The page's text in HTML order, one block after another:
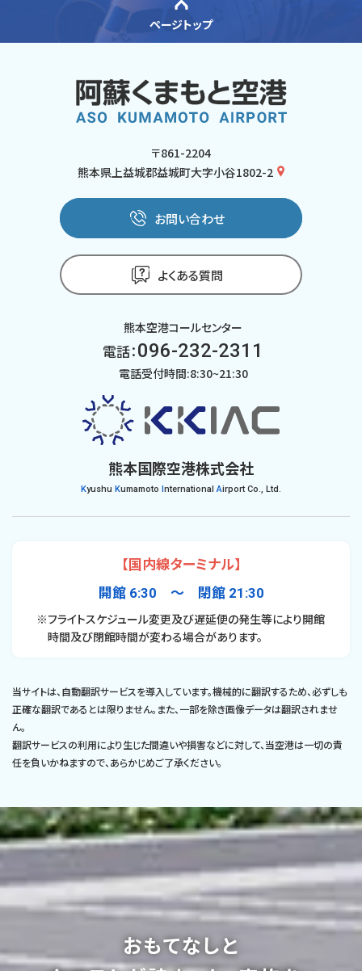
ページトップ
〒861-2204
熊本県上益城郡益城町大字小谷1802-2
お問い合わせ
よくある質問
熊本空港コールセンター
電話：096-232-2311
電話受付時間:8:30~21:30
熊本国際空港株式会社
Kyushu Kumamoto nternationalAirport Co., Ltd.
【国内線ターミナル】
開館 6:30 〜 閉館 21:30
※フライトスケジュール変更及び遅延便の発生等により開館
時間及び閉館時間が変わる場合があります。
当サイトは、自動翻訳サービスを導入しています。機械的に翻訳するため、必ずしも
正確な翻訳であるとは限りません。また、一部を除き画像データは翻訳されませ
ん。
翻訳サービスの利用により生じた間違いや損害などに対して、当空港は一切の責
任を負いかねますので、あらかじめご了承ください。
おもてなしと